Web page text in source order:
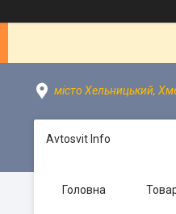
місто Хельницький,
Avtosvit Info
Головна